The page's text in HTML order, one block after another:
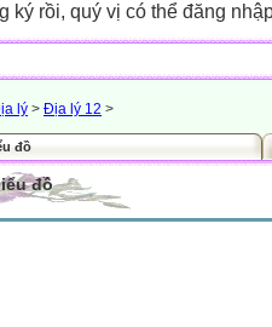
ký rồi, quý vị có thể đăng
lý > Địa lý 12 >
đồ
đồ